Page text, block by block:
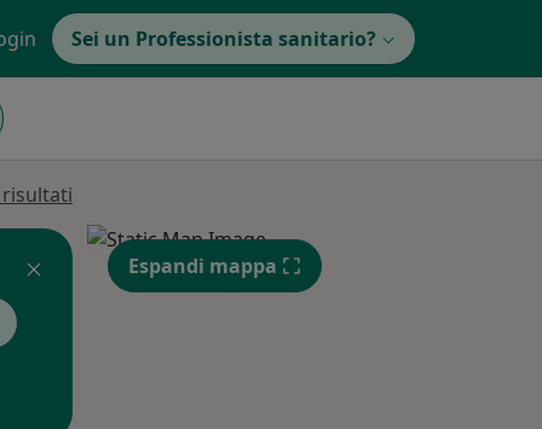
Sei un Professionista sanitario?
Espandi mappa